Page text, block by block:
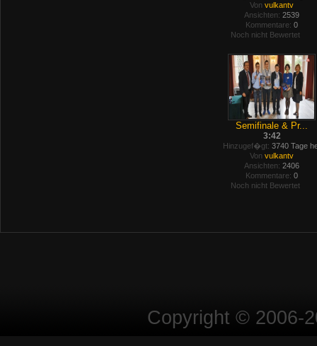
Von vulkantv
Ansichten: 2539
Kommentare: 0
Noch nicht Bewertet
Semifinale & Pr...
3:42
Hinzugef�gt: 3740 Tage
Von vulkantv
Ansichten: 2406
Kommentare: 0
Noch nicht Bewertet
Copyright © 2006-